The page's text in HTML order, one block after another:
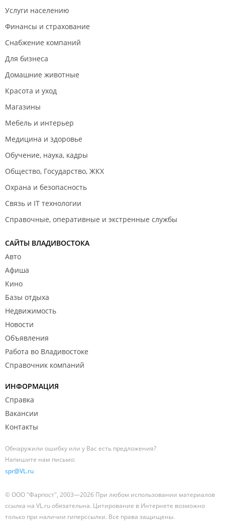
Услуги населению
Финансы и страхование
Снабжение компаний
Для бизнеса
Домашние животные
Красота и уход
Магазины
Мебель и интерьер
Медицина и здоровье
Обучение, наука, кадры
Общество, Государство, ЖКХ
Охрана и безопасность
Связь и IT технологии
Справочные, оперативные и экстренные службы
САЙТЫ ВЛАДИВОСТОКА
Авто
Афиша
Кино
Базы отдыха
Недвижимость
Новости
Объявления
Работа во Владивостоке
Справочник компаний
ИНФОРМАЦИЯ
Справка
Вакансии
Контакты
Обнаружили ошибку или у Вас есть предложения?
Напишите нам письмо:
spr@VL.ru
© ООО "Фарпост", 2003—2026 При любом использовании материалов
ссылка на VL.ru обязательна. Цитирование в Интернете возможно
только при наличии гиперссылки. Все права защищены.